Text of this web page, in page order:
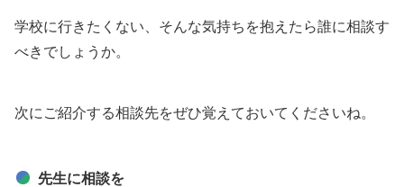
学校に行きたくない、そんな気持ちを抱えたら誰に相談す
べきでしょうか。
次にご紹介する相談先をぜひ覚えておいてくださいね。
先生に相談を